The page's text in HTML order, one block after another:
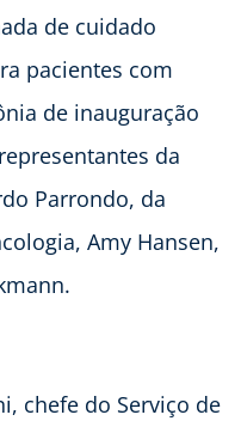
de cuidado
pacientes com
de inauguração
da
Parrondo, da
Amy Hansen,
chefe do Serviço de